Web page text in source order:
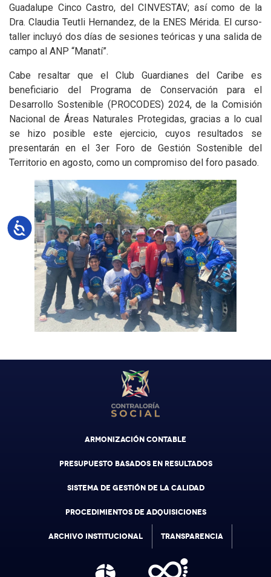
Accesibilidad
Guadalupe Cinco Castro, del CINVESTAV; así como de la
Dra. Claudia Teutli Hernandez, de la ENES Mérida. El curso-
taller incluyó dos días de sesiones teóricas y una salida de
campo al ANP “Manatí”.
Cabe resaltar que el Club Guardianes del Caribe es
beneficiario del Programa de Conservación para el
Desarrollo Sostenible (PROCODES) 2024, de la Comisión
Nacional de Áreas Naturales Protegidas, gracias a lo cual
se hizo posible este ejercicio, cuyos resultados se
presentarán en el 3er Foro de Gestión Sostenible del
Territorio en agosto, como un compromiso del foro pasado.
ARMONIZACIÓN CONTABLE
PRESUPUESTO BASADOS EN RESULTADOS
SISTEMA DE GESTIÓN DE LA CALIDAD
PROCEDIMIENTOS DE ADQUISICIONES
ARCHIVO INSTITUCIONAL TRANSPARENCIA